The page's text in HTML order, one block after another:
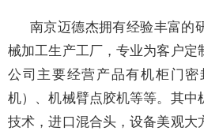
南京迈德杰拥有经验丰富的
械加工生产工厂，专业为客户定
公司主要经营产品有机柜门
机）、机械臂点胶机等等。其中
技术，进口混合头，设备美观大